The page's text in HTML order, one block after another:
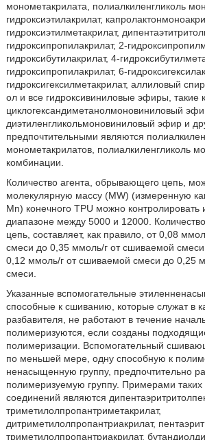
монометакрилата, полиалкиленгликоль
гидроксиэтилакрилат,
гидроксиэтилметакрилат,
гидроксипропилакрилат, 2-
гидроксибутилакрилат, 4-
гидроксипропилакрилат, 6-
гидроксигексилметакрилат, аллиловый
ол и все гидроксивиниловые эфиры, такие
циклогександиметанолмоновиниловый
диэтиленгликольмоновиниловый эфир и
предпочтительными являются
монометакрилатов, полиалкиленгликоль
комбинации.
Количество агента, обрывающего цепь,
молекулярную массу (MW) (измеренную
Mn) конечного TPU можно контролировать
диапазоне между 5000 и 12000.
цепь, составляет, как правило, от 0,08
смеси до 0,35 ммоль/г от сшиваемой
0,12 ммоль/г от сшиваемой смеси до 0,25
смеси.
Указанные вспомогательные
способные к сшиванию, которые служат в
разбавителя, не работают в течение
полимеризуются, если созданы
полимеризации. Вспомогательный
по меньшей мере, одну способную к
ненасыщенную группу, предпочтительно
полимеризуемую группу. Примерами
соединений являются
триметилолпропантриметакрилат,
дитриметилолпропантриакрилат,
триметилолпропантриакрилат,